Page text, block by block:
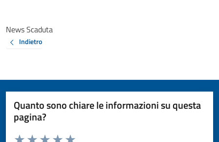
News Scaduta
Indietro
Quanto sono chiare le informazioni su questa
pagina?
Valuta da 1 a 5 stelle la pagina